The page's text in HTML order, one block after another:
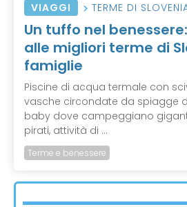
VIAGGI TERME DI
Un tuffo nel
alle migliori terme di
famiglie
Piscine di acqua termale con
vasche circondate da spiagge
baby dove campeggiano
pirati, attività di ...
Terme e benessere